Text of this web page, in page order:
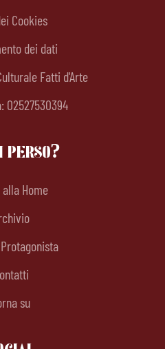
Cookies
dei dati
Fatti d'Arte
02527530394
Home
su